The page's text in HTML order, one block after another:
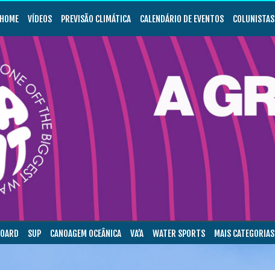
HOME VÍDEOS PREVISÃO CLIMÁTICA CALENDÁRIO DE EVENTOS COLUNISTAS
SUP CANOAGEM OCEÂNICA VA’A WATER SPORTS MAIS CATEGORIAS